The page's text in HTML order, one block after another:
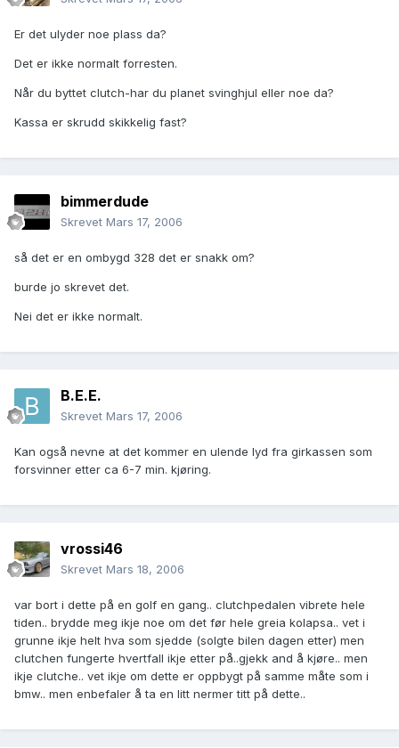
Er det ulyder noe plass da?
Det er ikke normalt forresten.
Når du byttet clutch-har du planet svinghjul eller noe da?
Kassa er skrudd skikkelig fast?
bimmerdude
Skrevet Mars 17, 2006
så det er en ombygd 328 det er snakk om?
burde jo skrevet det.
Nei det er ikke normalt.
B.E.E.
Skrevet Mars 17, 2006
Kan også nevne at det kommer en ulende lyd fra girkassen som
forsvinner etter ca 6-7 min. kjøring.
vrossi46
Skrevet Mars 18, 2006
var bort i dette på en golf en gang.. clutchpedalen vibrete hele
tiden.. brydde meg ikje noe om det før hele greia kolapsa.. vet i
grunne ikje helt hva som sjedde (solgte bilen dagen etter) men
clutchen fungerte hvertfall ikje etter på..gjekk and å kjøre.. men
ikje clutche.. vet ikje om dette er oppbygt på samme måte som i
bmw.. men enbefaler å ta en litt nermer titt på dette..